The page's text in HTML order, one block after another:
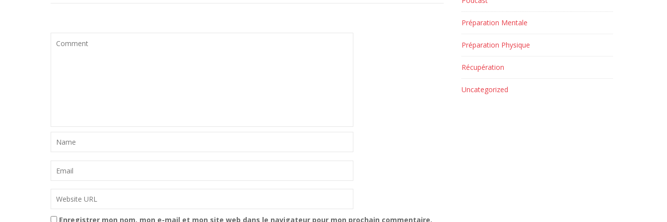
Enregistrer mon nom, mon e-mail et mon site web dans le navigateur pour mon prochain commentaire.
Préparation Mentale
Préparation Physique
Récupération
Uncategorized